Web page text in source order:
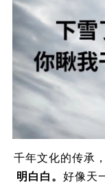
千年文化的传承
明白白。 好像天